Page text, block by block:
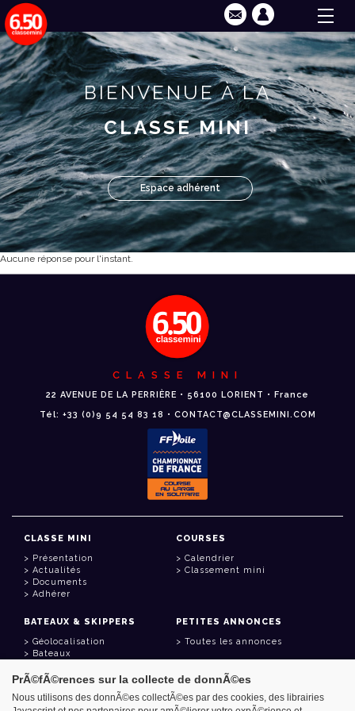
BIENVENUE À LA
CLASSE MINI
Espace adhérent
Aucune réponse pour l'instant.
CLASSE MINI
22 AVENUE DE LA PERRIÈRE • 56100 LORIENT • France
Tél: +33 (0)9 54 54 83 18 • CONTACT@CLASSEMINI.COM
CLASSE MINI
Présentation
Actualités
Documents
Adhérer
COURSES
Calendrier
Classement mini
BATEAUX & SKIPPERS
Géolocalisation
Bateaux
PETITES ANNONCES
Toutes les annonces
LIENS UTILES
PrÃ©fÃ©rences sur la collecte de donnÃ©es
Nous utilisons des donnÃ©es collectÃ©es par des cookies, des librairies